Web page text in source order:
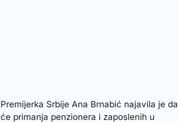
Premijerka Srbije Ana Brnabić najavila je da
će primanja penzionera i zaposlenih u